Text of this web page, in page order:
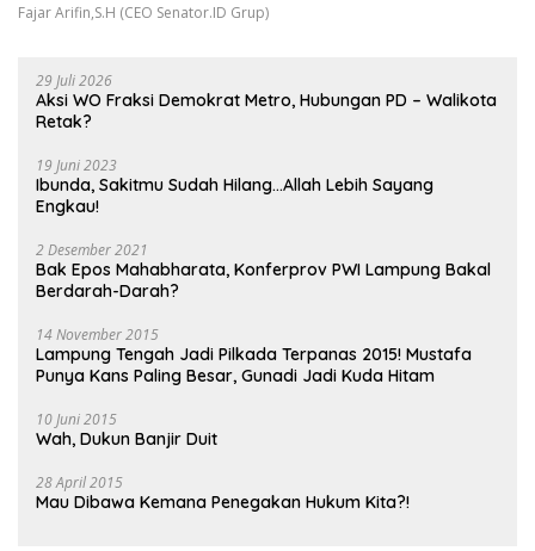
Fajar Arifin,S.H (CEO Senator.ID Grup)
29 Juli 2026
Aksi WO Fraksi Demokrat Metro, Hubungan PD – Walikota
Retak?
19 Juni 2023
Ibunda, Sakitmu Sudah Hilang…Allah Lebih Sayang
Engkau!
2 Desember 2021
Bak Epos Mahabharata, Konferprov PWI Lampung Bakal
Berdarah-Darah?
14 November 2015
Lampung Tengah Jadi Pilkada Terpanas 2015! Mustafa
Punya Kans Paling Besar, Gunadi Jadi Kuda Hitam
10 Juni 2015
Wah, Dukun Banjir Duit
28 April 2015
Mau Dibawa Kemana Penegakan Hukum Kita?!